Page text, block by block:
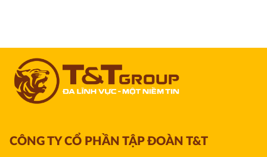
CÔNG TY CỔ PHẦN TẬP ĐOÀN T&T